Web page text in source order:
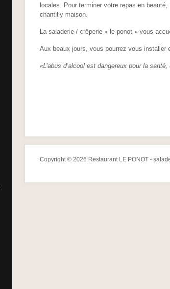
locales. Pour terminer votre repas en
chantilly maison.
La saladerie / crêperie « le ponot » vous
Aux beaux jours, vous pourrez vous installer
«L’abus d’alcool est dangereux pour la
Copyright © 2026 Restaurant LE PONOT -